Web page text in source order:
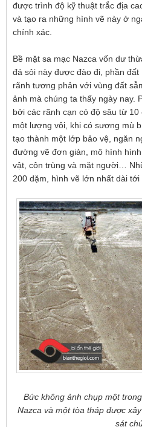
được trình độ kỹ thuật trắc địa
và tạo ra những hình vẽ này ở
chính xác.
Bề mặt sa mạc Nazca vốn dư
đá sỏi này được đào đi, phần
rãnh tương phản với vùng đất
ảnh mà chúng ta thấy ngày nay.
bởi các rãnh cạn có độ sâu từ
một lượng vôi, khi có sương mù
tạo thành một lớp bảo vệ, ngăn
đường vẽ đơn giản, mô hình
vật, côn trùng và mặt người…
200 dặm, hình vẽ lớn nhất dài tới
Bức không ảnh chụp một
Nazca và một tòa tháp được
sát